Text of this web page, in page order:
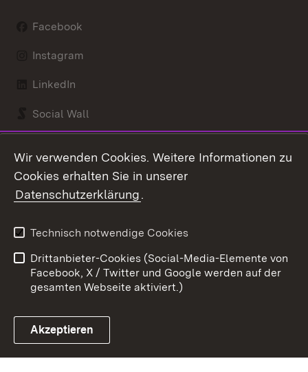
Facebook
Instagram
LinkedIn
Social Wall
Link zum Landesportal
Kontakt
Barrierefreiheit
Impressum
Cookies
Wir verwenden Cookies. Weitere Informationen zu
Cookies erhalten Sie in unserer
Datenschutzerklärung.
Technisch notwendige Cookies
Drittanbieter-Cookies (Social-Media-Elemente von
Facebook, X / Twitter und Google werden auf der
gesamten Webseite aktiviert.)
Akzeptieren